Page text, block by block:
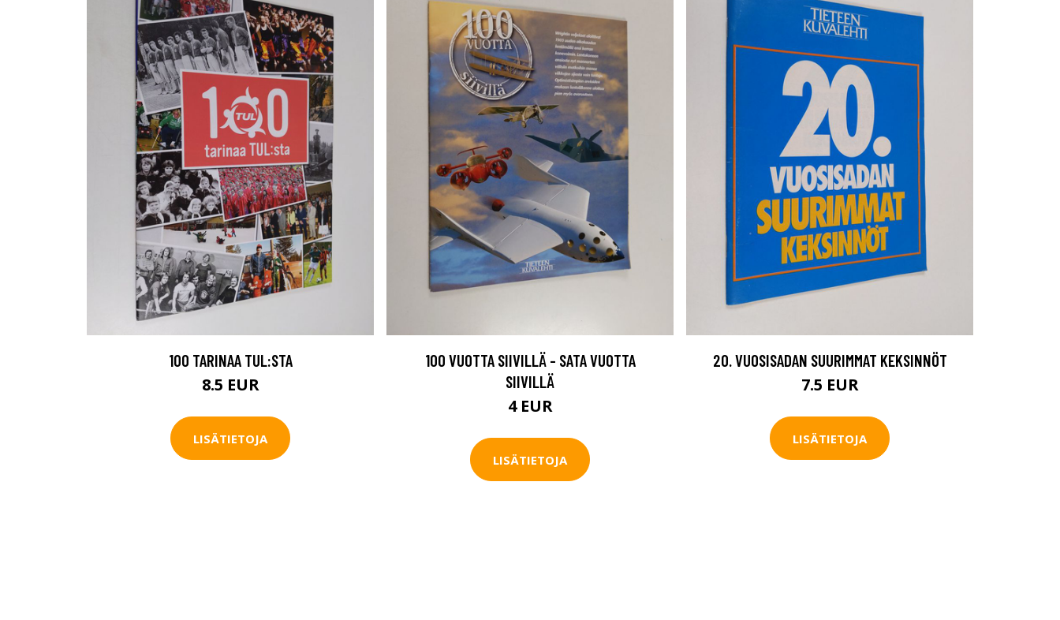
100 TARINAA TUL:STA
8.5 EUR
LISÄTIETOJA
100 VUOTTA SIIVILLÄ - SATA VUOTTA
SIIVILLÄ
4 EUR
LISÄTIETOJA
20. VUOSISADAN SUURIMMAT KEKSINNÖT
7.5 EUR
LISÄTIETOJA